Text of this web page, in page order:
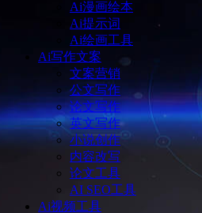
Ai漫画绘本
Ai提示词
Ai绘画工具
Ai写作文案
文案营销
公文写作
论文写作
英文写作
小说创作
内容改写
论文工具
AI SEO工具
Ai视频工具